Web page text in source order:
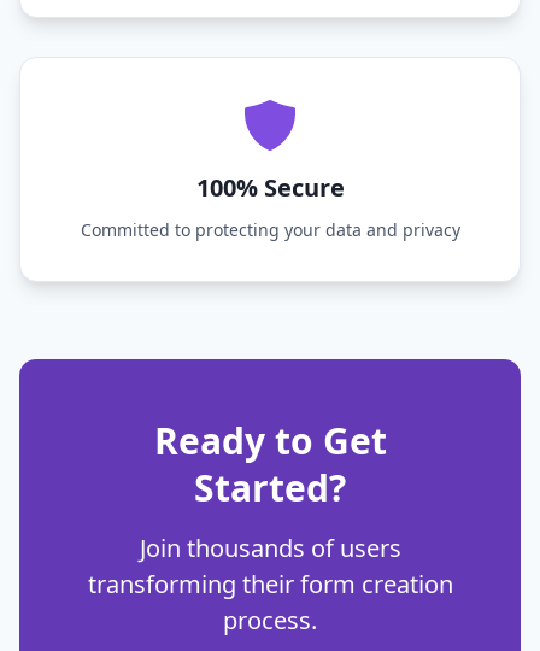
100% Secure
Committed to protecting your data and privacy
Ready to Get
Started?
Join thousands of users
transforming their form creation
process.